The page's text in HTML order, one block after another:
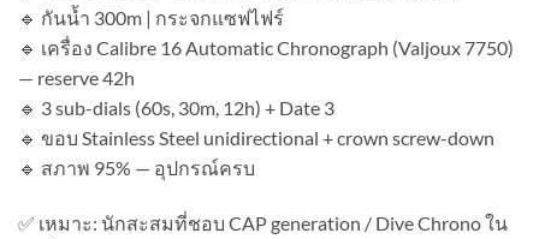
🔹 กันน้ำ 300m | กระจกแซฟไฟร์
🔹 เครื่อง Calibre 16 Automatic Chronograph (Valjoux 7750)
— reserve 42h
🔹 3 sub-dials (60s, 30m, 12h) + Date 3
🔹 ขอบ Stainless Steel unidirectional + crown screw-down
🔹 สภาพ 95% — อุปกรณ์ครบ
✅ เหมาะ: นักสะสมที่ชอบ CAP generation / Dive Chrono ใน